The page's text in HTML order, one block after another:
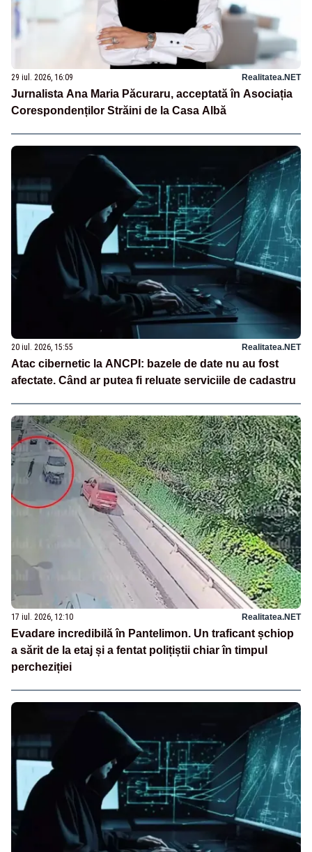
29 iul. 2026, 16:09 Realitatea.NET
Jurnalista Ana Maria Păcuraru, acceptată în Asociația
Corespondenților Străini de la Casa Albă
20 iul. 2026, 15:55 Realitatea.NET
Atac cibernetic la ANCPI: bazele de date nu au fost
afectate. Când ar putea fi reluate serviciile de cadastru
17 iul. 2026, 12:10 Realitatea.NET
Evadare incredibilă în Pantelimon. Un traficant șchiop
a sărit de la etaj și a fentat polițiștii chiar în timpul
percheziției